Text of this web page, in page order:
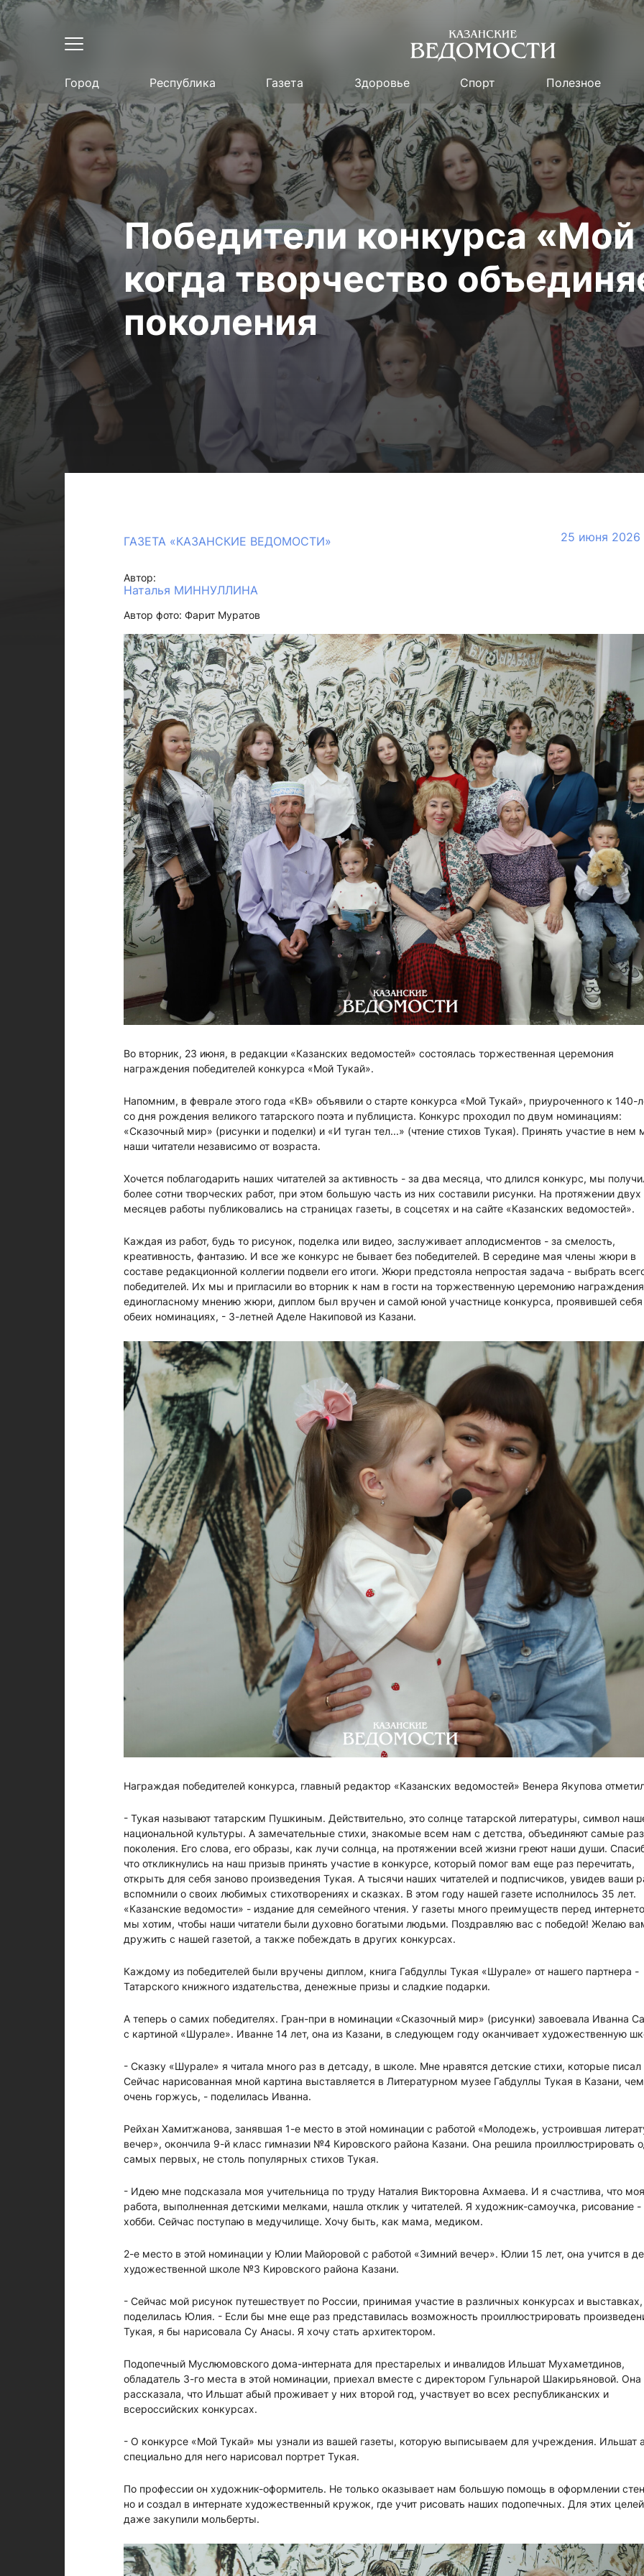
Город Республика Газета Здоровье Спорт Полезное
Победители конкурса «Мой
когда творчество
поколения
ГАЗЕТА «КАЗАНСКИЕ ВЕДОМОСТИ» 25 июня 2026
Автор:
Наталья МИННУЛЛИНА
Автор фото: Фарит Муратов
Во вторник, 23 июня, в редакции «Казанских ведомостей» состоялась торжественная церемония
награждения победителей конкурса «Мой Тукай».
Напомним, в феврале этого года «КВ» объявили о старте конкурса «Мой Тукай», приуроченного к 140-
со дня рождения великого татарского поэта и публициста. Конкурс проходил по двум номинациям:
«Сказочный мир» (рисунки и поделки) и «И туган тел...» (чтение стихов Тукая). Принять участие в нем
наши читатели независимо от возраста.
Хочется поблагодарить наших читателей за активность - за два месяца, что длился конкурс, мы
более сотни творческих работ, при этом большую часть из них составили рисунки. На протяжении двух
месяцев работы публиковались на страницах газеты, в соцсетях и на сайте «Казанских ведомостей».
Каждая из работ, будь то рисунок, поделка или видео, заслуживает аплодисментов - за смелость,
креативность, фантазию. И все же конкурс не бывает без победителей. В середине мая члены жюри в
составе редакционной коллегии подвели его итоги. Жюри предстояла непростая задача - выбрать
победителей. Их мы и пригласили во вторник к нам в гости на торжественную церемонию
единогласному мнению жюри, диплом был вручен и самой юной участнице конкурса, проявившей себя
обеих номинациях, - 3-летней Аделе Накиповой из Казани.
Награждая победителей конкурса, главный редактор «Казанских ведомостей» Венера Якупова
- Тукая называют татарским Пушкиным. Действительно, это солнце татарской литературы, символ
национальной культуры. А замечательные стихи, знакомые всем нам с детства, объединяют самые
поколения. Его слова, его образы, как лучи солнца, на протяжении всей жизни греют наши души.
что откликнулись на наш призыв принять участие в конкурсе, который помог вам еще раз перечитать,
открыть для себя заново произведения Тукая. А тысячи наших читателей и подписчиков, увидев ваши
вспомнили о своих любимых стихотворениях и сказках. В этом году нашей газете исполнилось 35 лет.
«Казанские ведомости» - издание для семейного чтения. У газеты много преимуществ перед
мы хотим, чтобы наши читатели были духовно богатыми людьми. Поздравляю вас с победой! Желаю
дружить с нашей газетой, а также побеждать в других конкурсах.
Каждому из победителей были вручены диплом, книга Габдуллы Тукая «Шурале» от нашего партнера -
Татарского книжного издательства, денежные призы и сладкие подарки.
А теперь о самих победителях. Гран-при в номинации «Сказочный мир» (рисунки) завоевала Иванна
с картиной «Шурале». Иванне 14 лет, она из Казани, в следующем году оканчивает художественную
- Сказку «Шурале» я читала много раз в детсаду, в школе. Мне нравятся детские стихи, которые писал
Сейчас нарисованная мной картина выставляется в Литературном музее Габдуллы Тукая в Казани,
очень горжусь, - поделилась Иванна.
Рейхан Хамитжанова, занявшая 1-е место в этой номинации с работой «Молодежь, устроившая
вечер», окончила 9-й класс гимназии №4 Кировского района Казани. Она решила проиллюстрировать
самых первых, не столь популярных стихов Тукая.
- Идею мне подсказала моя учительница по труду Наталия Викторовна Ахмаева. И я счастлива, что моя
работа, выполненная детскими мелками, нашла отклик у читателей. Я художник-самоучка, рисование
хобби. Сейчас поступаю в медучилище. Хочу быть, как мама, медиком.
2-е место в этой номинации у Юлии Майоровой с работой «Зимний вечер». Юлии 15 лет, она учится в
художественной школе №3 Кировского района Казани.
- Сейчас мой рисунок путешествует по России, принимая участие в различных конкурсах и
поделилась Юлия. - Если бы мне еще раз представилась возможность проиллюстрировать
Тукая, я бы нарисовала Су Анасы. Я хочу стать архитектором.
Подопечный Муслюмовского дома-интерната для престарелых и инвалидов Ильшат Мухаметдинов,
обладатель 3-го места в этой номинации, приехал вместе с директором Гульнарой Шакирьяновой. Она
рассказала, что Ильшат абый проживает у них второй год, участвует во всех республиканских и
всероссийских конкурсах.
- О конкурсе «Мой Тукай» мы узнали из вашей газеты, которую выписываем для учреждения. Ильшат
специально для него нарисовал портрет Тукая.
По профессии он художник-оформитель. Не только оказывает нам большую помощь в оформлении
но и создал в интернате художественный кружок, где учит рисовать наших подопечных. Для этих
даже закупили мольберты.